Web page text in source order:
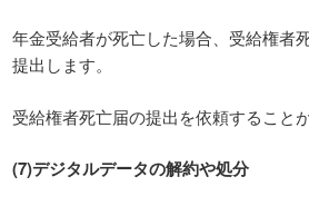
年金受給者が死亡した場合、受給権者
提出します。
受給権者死亡届の提出を依頼すること
(7)デジタルデータの解約や処分